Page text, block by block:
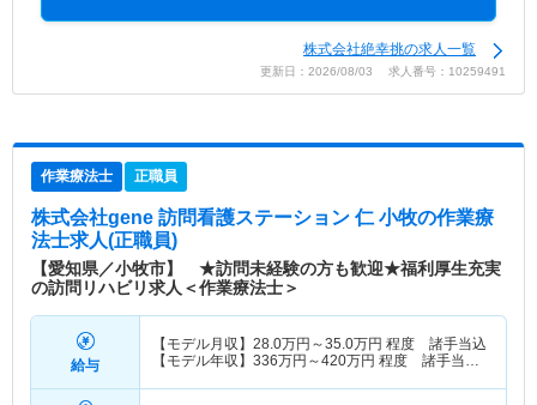
株式会社絶幸挑の求人一覧
更新日：2026/08/03 求人番号：10259491
作業療法士 正職員
株式会社gene 訪問看護ステーション 仁 小牧の作業療
法士求人(正職員)
【愛知県／小牧市】 ★訪問未経験の方も歓迎★福利厚生充実
の訪問リハビリ求人＜作業療法士＞
給与
【モデル月収】 28.0万円～35.0万円 程度 諸手当込
【モデル年収】 336万円～420万円 程度 諸手当